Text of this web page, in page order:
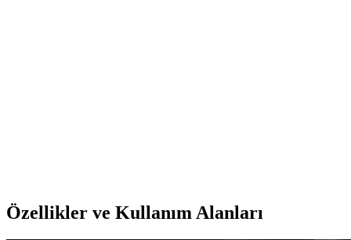
Özellikler ve Kullanım Alanları